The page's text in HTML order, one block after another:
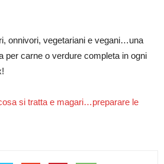
onnivori, vegetariani e vegani…una
per carne o verdure completa in ogni
si tratta e magari…preparare le